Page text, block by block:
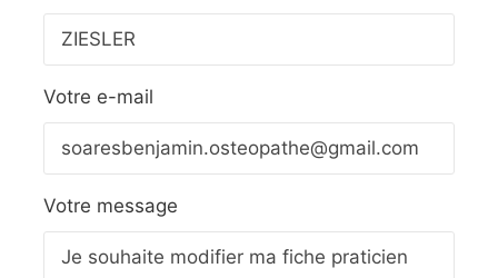
Votre e-mail
Votre message